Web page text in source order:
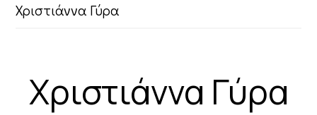
Χριστιάννα Γύρα
Χριστιάννα Γύρα